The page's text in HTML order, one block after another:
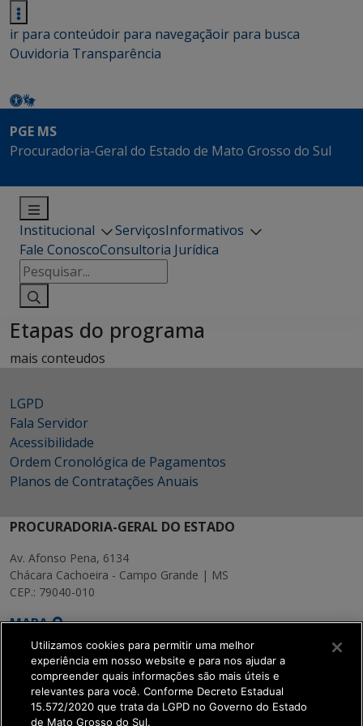
ir para conteúdoir para navegaçãoir para busca
Ouvidoria Transparência
PGE MS
Procuradoria-Geral do Estado de Mato Grosso do Sul
Institucional ServiçosInformativos
Fale ConoscoConsultoria Jurídica
Pesquisar
por:
Etapas do programa
mais conteudos
LGPD
Fala Servidor
Acessibilidade
Ordem Cronológica de Pagamentos
Planos de Contratações Anuais
PROCURADORIA-GERAL DO ESTADO
Av. Afonso Pena, 6134
Chácara Cachoeira - Campo Grande | MS
CEP.: 79040-010
MAPA
SETDIG | Secretaria-
Utilizamos cookies para permitir uma melhor
experiência em nosso website e para nos ajudar a
compreender quais informações são mais úteis e
relevantes para você. Conforme Decreto Estadual
15.572/2020 que trata da LGPD no Governo do Estado
de Mato Grosso do Sul.